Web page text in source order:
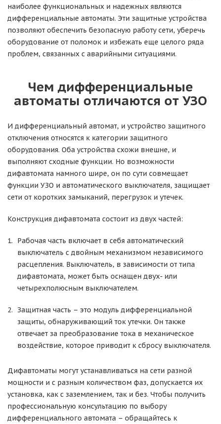
наиболее функциональных и надежных являются
дифференциальные автоматы. Эти защитные устройства
позволяют обеспечить безопасную работу сети, уберечь
оборудование от поломок и избежать еще целого ряда
проблем, связанных с аварийными ситуациями.
Чем дифференциальные
автоматы отличаются от УЗО
И дифференциальный автомат, и устройство защитного
отключения относятся к категории защитного
оборудования. Оба устройства схожи внешне, и
выполняют сходные функции. Но возможности
дифавтомата намного шире, он по сути совмещает
функции УЗО и автоматического выключателя, защищает
сети от коротких замыканий, перегрузок и утечек.
Конструкция дифавтомата состоит из двух частей:
Рабочая часть включает в себя автоматический
выключатель с двойным механизмом независимого
расцепления. Выключатель, в зависимости от типа
дифавтомата, может быть оснащен двух- или
четырехполюсным выключателем.
Защитная часть – это модуль дифференциальной
защиты, обнаруживающий ток утечки. Он также
отвечает за преобразование тока в механическое
воздействие, которое приводит к сбросу выключателя.
Дифавтоматы могут устанавливаться на сети разной
мощности и с разным количеством фаз, допускается их
установка, как с заземлением, так и без. Чтобы получить
профессиональную консультацию по выбору
дифференциального автомата – обращайтесь к